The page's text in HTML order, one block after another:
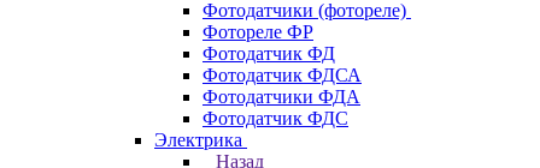
Фотодатчики (фотореле)
Фотореле ФР
Фотодатчик ФД
Фотодатчик ФДСА
Фотодатчики ФДА
Фотодатчик ФДС
Электрика
Назад